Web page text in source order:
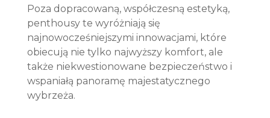
Poza dopracowaną, współczesną estetyką,
penthousy te wyróżniają się
najnowocześniejszymi innowacjami, które
obiecują nie tylko najwyższy komfort, ale
także niekwestionowane bezpieczeństwo i
wspaniałą panoramę majestatycznego
wybrzeża.